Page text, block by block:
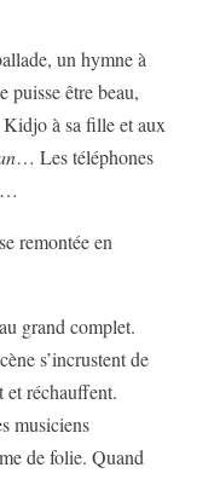
un hymne à
puisse être beau,
Kidjo à sa fille et aux
… Les téléphones
remontée en
grand complet.
s’incrustent de
et réchauffent.
musiciens
de folie. Quand